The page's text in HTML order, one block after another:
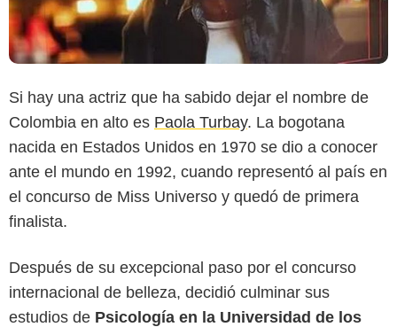
Si hay una actriz que ha sabido dejar el nombre de
Colombia en alto es Paola Turbay. La bogotana
nacida en Estados Unidos en 1970 se dio a conocer
ante el mundo en 1992, cuando representó al país en
el concurso de Miss Universo y quedó de primera
finalista.
Después de su excepcional paso por el concurso
internacional de belleza, decidió culminar sus
estudios de Psicología en la Universidad de los